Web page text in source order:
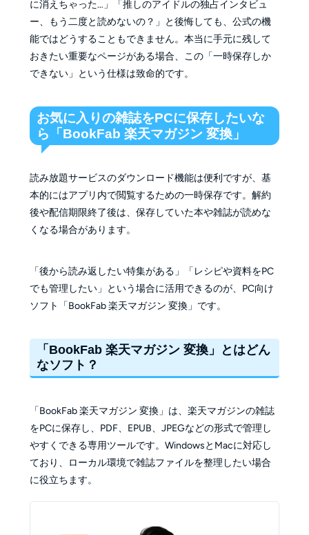
に消えちゃった…」「推しのアイドルの独占インタビュ
ー、もう二度と読めないの？」と後悔しても、公式の機
能ではどうすることもできません。本当に手元に残して
おきたい重要なページがある場合、この「一時保存しか
できない」という仕様は致命的です。
お気に入りの雑誌をPCに保存したいな
ら「BookFab 楽天マガジン 変換」
読み放題サービスのダウンロード機能は便利ですが、基
本的にはアプリ内で閲覧するための一時保存です。解約
後や配信期限終了後は、保存していた本や雑誌が読めな
くなる場合があります。
「後から読み返したい特集がある」「レシピや資料をPC
でも管理したい」という場合に活用できるのが、PC向け
ソフト「BookFab 楽天マガジン 変換」です。
「BookFab 楽天マガジン 変換」とはどん
なソフト？
「BookFab 楽天マガジン 変換」は、楽天マガジンの雑誌
をPCに保存し、PDF、EPUB、JPEGなどの形式で管理し
やすくできる専用ツールです。WindowsとMacに対応し
ており、ローカル環境で雑誌ファイルを整理したい場合
に役立ちます。